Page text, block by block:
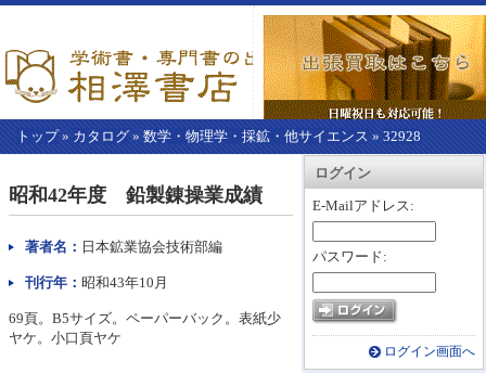
トップ» カタログ » 数学・物理学・採鉱・他サイエンス » 32928
カートを見る
ログイン
E-Mailアドレス:
パスワード:
ログイン画面へ
こ
か
本
昭和42年度 鉛製錬操業成績
著者名： 日本鉱業協会技術部編
刊行年： 昭和43年10月
69頁。B5サイズ。ペーパーバック。表紙少
ヤケ。小口頁ヤケ